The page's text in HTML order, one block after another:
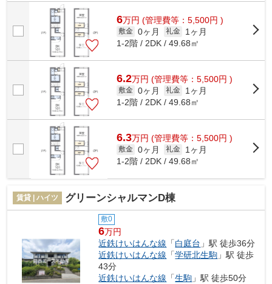
ードでお支払いいただけます。最上階...
6万円 (管理費等：5,500円 )
敷金 0ヶ月 礼金
1ヶ月
1-2階 / 2DK / 49.68㎡
6.2万円 (管理費等：5,500円 )
敷金 0ヶ月 礼金
1ヶ月
1-2階 / 2DK / 49.68㎡
6.3万円 (管理費等：5,500円 )
敷金 0ヶ月 礼金
1ヶ月
1-2階 / 2DK / 49.68㎡
賃貸 | ハイツ グリーンシャルマンD棟
敷0
6万円
近鉄けいはんな線 「白庭台 」駅 徒歩36分
近鉄けいはんな線 「学研北生駒 」駅 徒歩
43分
近鉄けいはんな線 「生駒 」駅 徒歩50分